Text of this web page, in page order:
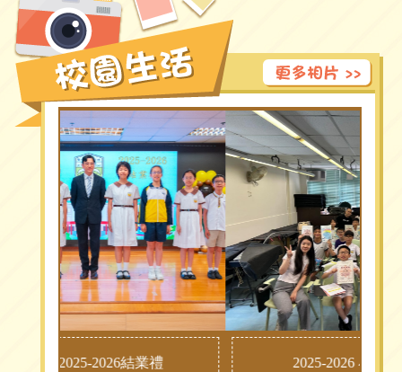
07-09 2025-2026結業禮 2025-2026 小六成